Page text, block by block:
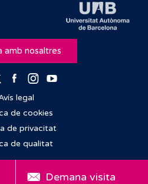
Demana visita
amb nosaltres
TwitterFacebook
Instagram
legal
de cookies
de privacitat
de qualitat